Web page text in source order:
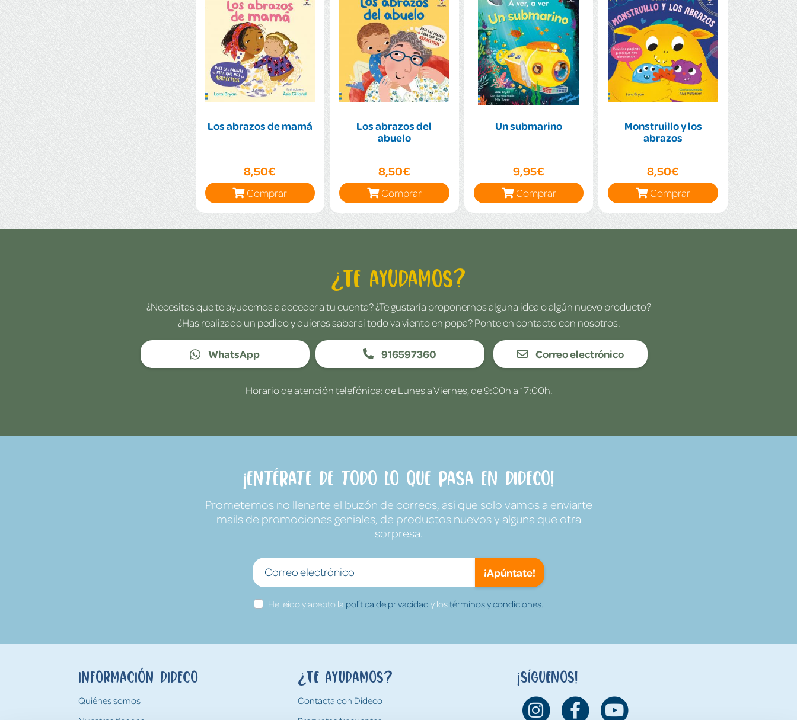
Los abrazos de mamá
8,50€
Comprar
Los abrazos del
abuelo
8,50€
Comprar
Un submarino
9,95€
Comprar
Monstruillo y los
abrazos
8,50€
Comprar
¿Te ayudamos?
¿Necesitas que te ayudemos a acceder a tu cuenta? ¿Te gustaría proponernos alguna idea o algún nuevo producto?
¿Has realizado un pedido y quieres saber si todo va viento en popa? Ponte en contacto con nosotros.
WhatsApp 916597360 Correo electrónico
Horario de atención telefónica: de Lunes a Viernes, de 9:00h a 17:00h.
¡Entérate de todo lo que pasa en Dideco!
Prometemos no llenarte el buzón de correos, así que solo vamos a enviarte
mails de promociones geniales, de productos nuevos y alguna que otra
sorpresa.
¡Apúntate!
He leído y acepto la política de privacidad y lostérminos y condiciones.
Información Dideco
Quiénes somos
¿Te ayudamos?
Contacta con Dideco
¡Síguenos!